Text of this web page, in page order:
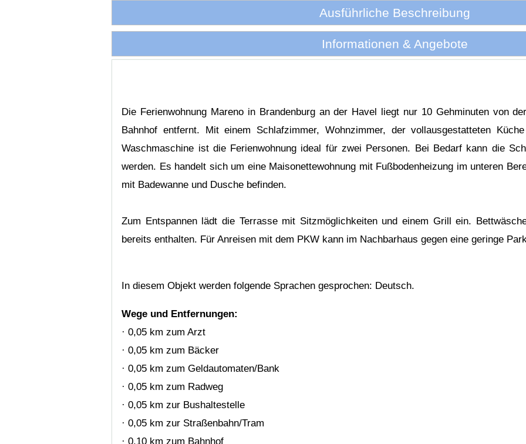
Ausführliche Beschreibung
Informationen & Angebote
Die Ferienwohnung Mareno in Brandenburg an der Havel liegt nur 10 Gehminuten von
Bahnhof entfernt. Mit einem Schlafzimmer, Wohnzimmer, der vollausgestatteten
Waschmaschine ist die Ferienwohnung ideal für zwei Personen. Bei Bedarf kann die
werden. Es handelt sich um eine Maisonettewohnung mit Fußbodenheizung im unteren
mit Badewanne und Dusche befinden.
Zum Entspannen lädt die Terrasse mit Sitzmöglichkeiten und einem Grill ein.
bereits enthalten. Für Anreisen mit dem PKW kann im Nachbarhaus gegen eine geringe
In diesem Objekt werden folgende Sprachen gesprochen: Deutsch.
Wege und Entfernungen:
· 0,05 km zum Arzt
· 0,05 km zum Bäcker
· 0,05 km zum Geldautomaten/Bank
· 0,05 km zum Radweg
· 0,05 km zur Bushaltestelle
· 0,05 km zur Straßenbahn/Tram
· 0,10 km zum Bahnhof